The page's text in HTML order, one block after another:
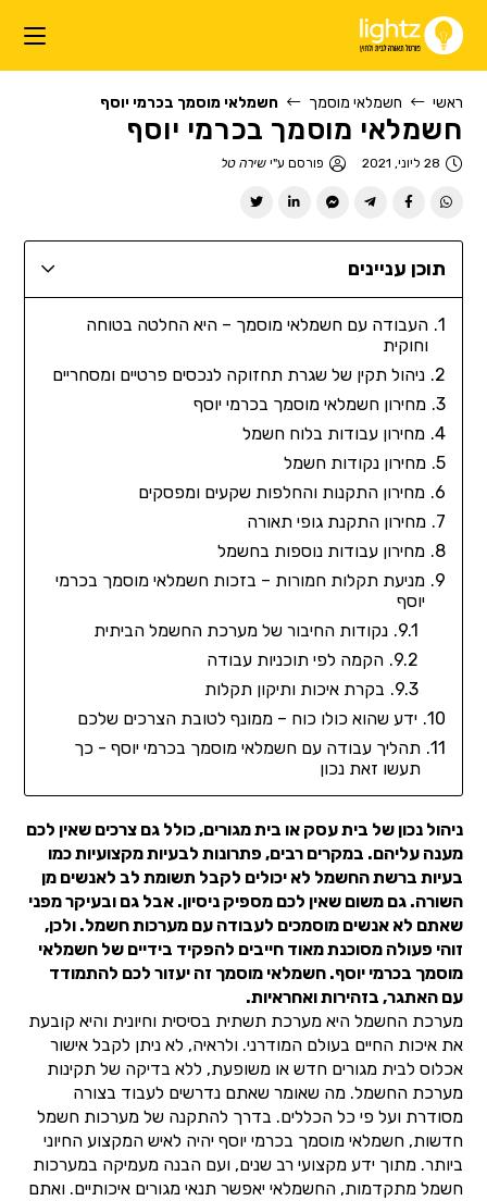
ראשי חשמלאי מוסמך חשמלאי מוסמך בכרמי יוסף
חשמלאי מוסמך בכרמי יוסף
28 ליוני, 2021 פורסם ע"ישירה טל
תוכן עניינים
העבודה עם חשמלאי מוסמך – היא החלטה בטוחה
וחוקית
ניהול תקין של שגרת תחזוקה לנכסים פרטיים ומסחריים
מחירון חשמלאי מוסמך בכרמי יוסף
מחירון עבודות בלוח חשמל
מחירון נקודות חשמל
מחירון התקנות והחלפות שקעים ומפסקים
מחירון התקנת גופי תאורה
מחירון עבודות נוספות בחשמל
מניעת תקלות חמורות – בזכות חשמלאי מוסמך בכרמי
יוסף
נקודות החיבור של מערכת החשמל הביתית
הקמה לפי תוכניות עבודה
בקרת איכות ותיקון תקלות
ידע שהוא כולו כוח – ממונף לטובת הצרכים שלכם
תהליך עבודה עם חשמלאי מוסמך בכרמי יוסף - כך
תעשו זאת נכון
ניהול נכון של בית עסק או בית מגורים, כולל גם צרכים שאין לכם
מענה עליהם. במקרים רבים, פתרונות לבעיות מקצועיות כמו
בעיות ברשת החשמל לא יכולים לקבל תשומת לב לאנשים מן
השורה. גם משום שאין לכם מספיק ניסיון. אבל גם ובעיקר מפני
שאתם לא אנשים מוסמכים לעבודה עם מערכות חשמל. ולכן,
זוהי פעולה מסוכנת מאוד חייבים להפקיד בידיים של חשמלאי
מוסמך בכרמי יוסף. חשמלאי מוסמך זה יעזור לכם להתמודד
עם האתגר, בזהירות ואחראיות.
מערכת החשמל היא מערכת תשתית בסיסית וחיונית והיא קובעת
את איכות החיים בעולם המודרני. ולראיה, לא ניתן לקבל אישור
אכלוס לבית מגורים חדש או משופעת, ללא בדיקה של תקינות
מערכת החשמל. מה שאומר שאתם נדרשים לעבוד בצורה
מסודרת ועל פי כל הכללים. בדרך להתקנה של מערכות חשמל
חדשות, חשמלאי מוסמך בכרמי יוסף יהיה לאיש המקצוע החיוני
ביותר. מתוך ידע מקצועי רב שנים, ועם הבנה מעמיקה במערכות
חשמל מתקדמות, החשמלאי יאפשר תנאי מגורים איכותיים. ואתם